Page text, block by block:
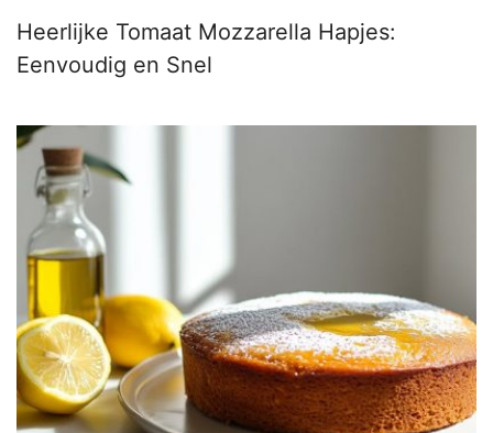
Heerlijke Tomaat Mozzarella Hapjes:
Eenvoudig en Snel